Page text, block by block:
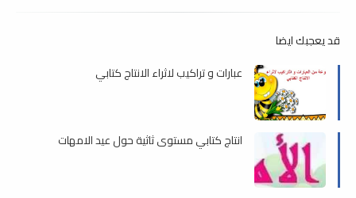
قد يعجبك ايضا
عبارات و تراكيب لاثراء الانتاج كتابي
انتاج كتابي مستوى ثاثية حول عيد الامهات